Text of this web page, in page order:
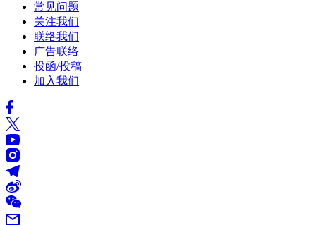
常见问题
关注我们
联络我们
广告联络
投函/投稿
加入我们